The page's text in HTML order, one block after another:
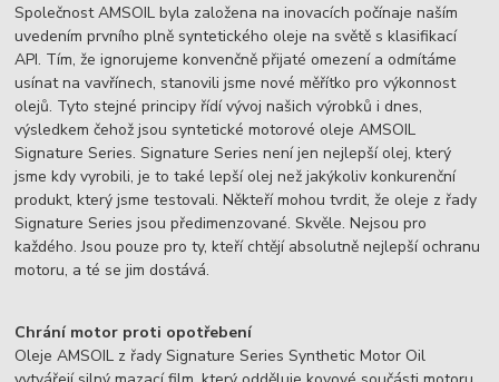
Společnost AMSOIL byla založena na inovacích počínaje naším
uvedením prvního plně syntetického oleje na světě s klasifikací
API. Tím, že ignorujeme konvenčně přijaté omezení a odmítáme
usínat na vavřínech, stanovili jsme nové měřítko pro výkonnost
olejů. Tyto stejné principy řídí vývoj našich výrobků i dnes,
výsledkem čehož jsou syntetické motorové oleje AMSOIL
Signature Series. Signature Series není jen nejlepší olej, který
jsme kdy vyrobili, je to také lepší olej než jakýkoliv konkurenční
produkt, který jsme testovali. Někteří mohou tvrdit, že oleje z řady
Signature Series jsou předimenzované. Skvěle. Nejsou pro
každého. Jsou pouze pro ty, kteří chtějí absolutně nejlepší ochranu
motoru, a té se jim dostává.
Chrání motor proti opotřebení
Oleje AMSOIL z řady Signature Series Synthetic Motor Oil